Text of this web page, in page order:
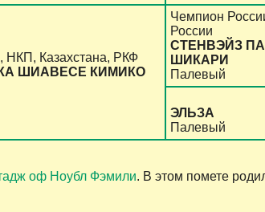
НКП, Казахстана, РКФ
ШИАВЕСЕ КИМИКО
Чемпион
России
СТЕНВЭЙЗ
ШИКАРИ
Палевый
ЭЛЬЗА
Палевый
оф Ноубл Фэмили. В этом помете